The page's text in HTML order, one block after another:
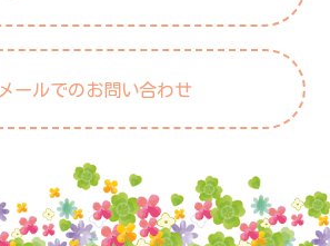
メールでのお問い合わせ